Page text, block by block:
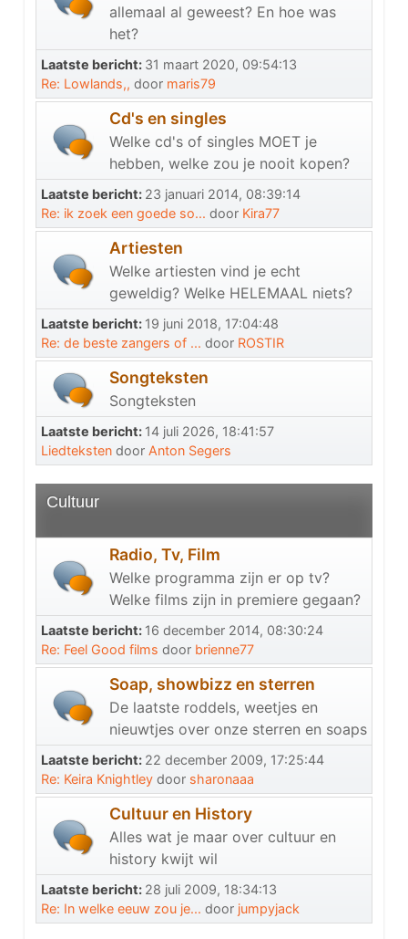
allemaal al geweest? En hoe was
het?
Laatste bericht: 31 maart 2020, 09:54:13
Re: Lowlands,, door maris79
Cd's en singles
Welke cd's of singles MOET je
hebben, welke zou je nooit kopen?
Laatste bericht: 23 januari 2014, 08:39:14
Re: ik zoek een goede so... door Kira77
Artiesten
Welke artiesten vind je echt
geweldig? Welke HELEMAAL niets?
Laatste bericht: 19 juni 2018, 17:04:48
Re: de beste zangers of ... door ROSTIR
Songteksten
Songteksten
Laatste bericht: 14 juli 2026, 18:41:57
Liedteksten door Anton Segers
Cultuur
Radio, Tv, Film
Welke programma zijn er op tv?
Welke films zijn in premiere gegaan?
Laatste bericht: 16 december 2014, 08:30:24
Re: Feel Good films door brienne77
Soap, showbizz en sterren
De laatste roddels, weetjes en
nieuwtjes over onze sterren en soaps
Laatste bericht: 22 december 2009, 17:25:44
Re: Keira Knightley door sharonaaa
Cultuur en History
Alles wat je maar over cultuur en
history kwijt wil
Laatste bericht: 28 juli 2009, 18:34:13
Re: In welke eeuw zou je... door jumpyjack